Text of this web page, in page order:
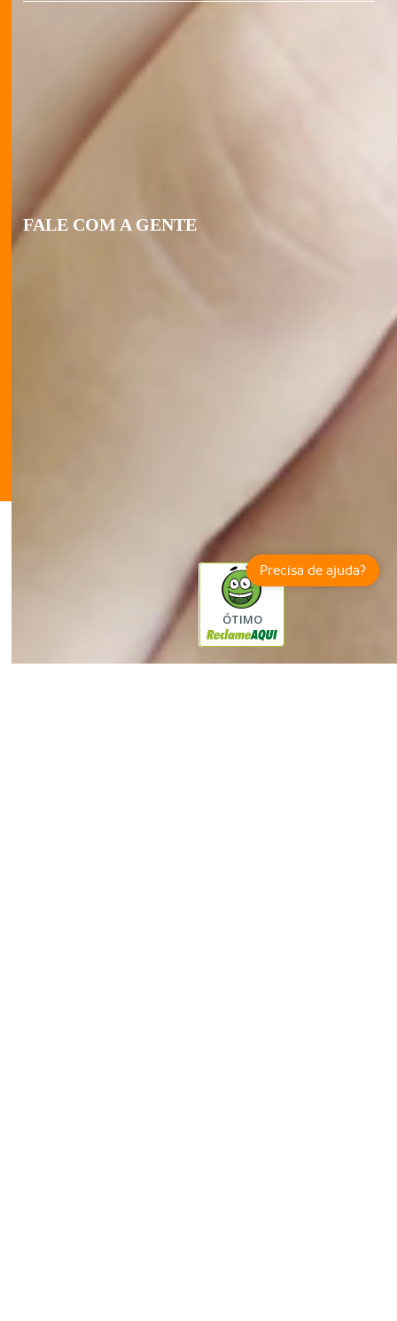
Precisa de ajuda?
PASSO-A-PASSO DA COMPRA
POLÍTICA DE PRIVACIDADE
POLÍTICA DE PROMOÇÃO
PERGUNTAS FREQUENTES
VENDA CORPORATIVA
FALE COM A GENTE
Dermage ©2004-2025 | Direitos reservados
Tecnopharma Farmácia de Manipulação Ltda - CNPJ: 31.575.186/0032-37
Rua Correa Dutra 105 pav 1, pav 2 e pav 3- Catete- RJ CEP: 22.210-050
ÓTIMO